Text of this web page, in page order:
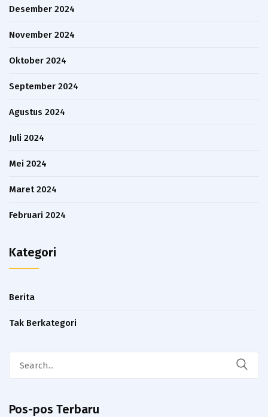
Desember 2024
November 2024
Oktober 2024
September 2024
Agustus 2024
Juli 2024
Mei 2024
Maret 2024
Februari 2024
Kategori
Berita
Tak Berkategori
Pos-pos Terbaru